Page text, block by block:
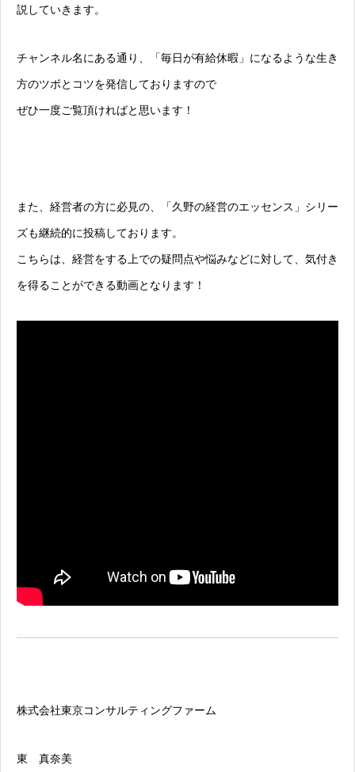
説していきます。
チャンネル名にある通り、「毎日が有給休暇」になるような生き
方のツボとコツを発信しておりますので
ぜひ一度ご覧頂ければと思います！
また、経営者の方に必見の、「久野の経営のエッセンス」シリー
ズも継続的に投稿しております。
こちらは、経営をする上での疑問点や悩みなどに対して、気付き
を得ることができる動画となります！
株式会社東京コンサルティングファーム
東 真奈美